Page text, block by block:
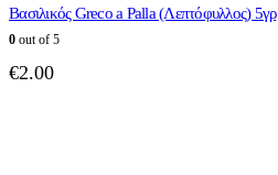
Βασιλικός Greco a Palla (Λεπτόφυλλος) 5γρ
0 out of 5
€2.00